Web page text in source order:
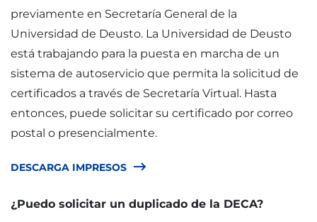
previamente en Secretaría General de la
Universidad de Deusto. La Universidad de Deusto
está trabajando para la puesta en marcha de un
sistema de autoservicio que permita la solicitud de
certificados a través de Secretaría Virtual. Hasta
entonces, puede solicitar su certificado por correo
postal o presencialmente.
DESCARGA IMPRESOS
¿Puedo solicitar un duplicado de la DECA?